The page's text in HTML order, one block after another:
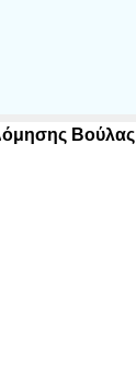
Βούλας